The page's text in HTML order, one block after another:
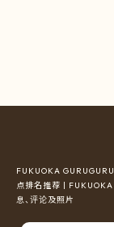
FUKUOKA
点排名推荐 | FUKUOKA
息、评论及照片